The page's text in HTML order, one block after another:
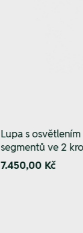
Lupa s
segmentů ve 2
7.450,00 Kč